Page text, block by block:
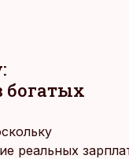
богатых
реальных